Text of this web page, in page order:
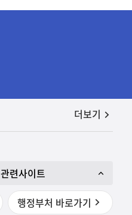
공지사항
더보기
관련사이트
행정부처 바로가기